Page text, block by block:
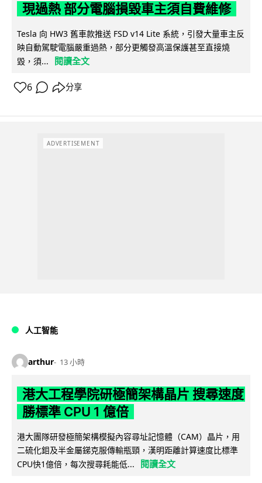
現過熱 部分電腦損毀車主須自費維修
Tesla 向 HW3 舊車款推送 FSD v14 Lite 系統，引發大量車主反
映自動駕駛電腦嚴重過熱，部分更觸發高溫保護甚至直接燒
毀，須...
閱讀全文
6 分享
ADVERTISEMENT
人工智能
arthur 13 小時
港大工程學院研極簡架構晶片 搜尋速度
勝標準 CPU 1 億倍
港大團隊研發極簡架構模擬內容尋址記憶體（CAM）晶片，用
二硫化鉬及半金屬銻克服傳輸瓶頸，漢明距離計算速度比標準
CPU快1億倍，每次搜尋耗能低...
閱讀全文